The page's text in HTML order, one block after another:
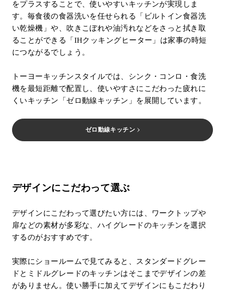
をプラスすることで、使いやすいキッチンが実現しま
す。毎食後の食器洗いを任せられる「ビルトイン食器洗
い乾燥機」や、吹きこぼれや油汚れなどをさっと拭き取
ることができる「IHクッキングヒーター」は家事の時短
につながるでしょう。
トーヨーキッチンスタイルでは、シンク・コンロ・食洗
機を最短距離で配置し、使いやすさにこだわった疲れに
くいキッチン「ゼロ動線キッチン」を展開しています。
ゼロ動線キッチン
デザインにこだわって選ぶ
デザインにこだわって選びたい方には、ワークトップや
扉などの素材が多彩な、ハイグレードのキッチンを選択
するのがおすすめです。
実際にショールームで見てみると、スタンダードグレー
ドとミドルグレードのキッチンはそこまでデザインの差
がありません。使い勝手に加えてデザインにもこだわり